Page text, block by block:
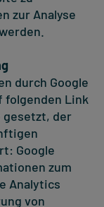
zur Analyse
durch Google
folgenden Link
gesetzt, der
Google
zum
Analytics
von